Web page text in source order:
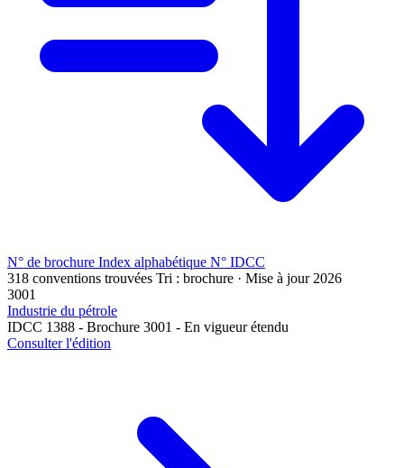
N° de brochure Index alphabétique N° IDCC
318 conventions trouvées Tri : brochure · Mise à jour 2026
3001
Industrie du pétrole
IDCC 1388 - Brochure 3001 - En vigueur étendu
Consulter l'édition